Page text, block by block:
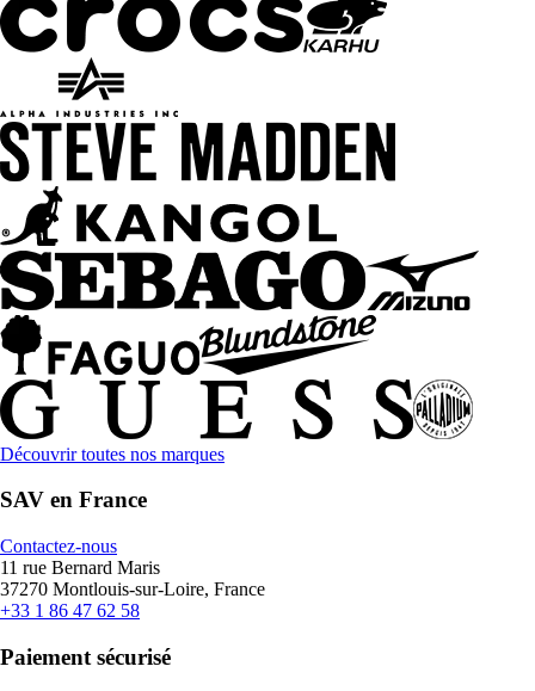
Découvrir toutes nos marques
SAV en France
Contactez-nous
11 rue Bernard Maris
37270 Montlouis-sur-Loire, France
+33 1 86 47 62 58
Paiement sécurisé